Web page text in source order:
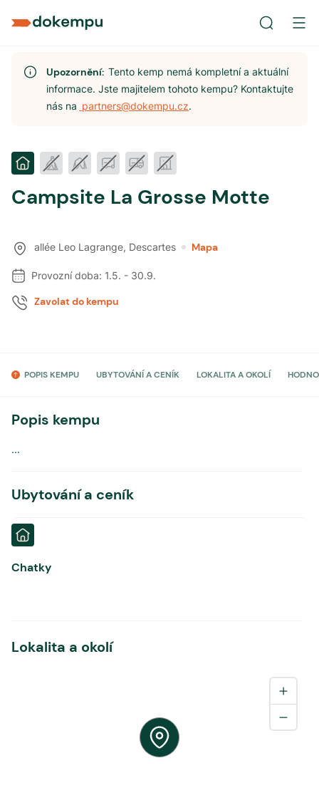
Upozornění:Tento kemp nemá kompletní a aktuální
informace. Jste majitelem tohoto kempu? Kontaktujte
nás na partners@dokempu.cz.
Campsite La Grosse Motte
allée Leo Lagrange, Descartes Mapa
Provozní doba: 1.5. - 30.9.
Zavolat do kempu
POPIS KEMPU UBYTOVÁNÍ A CENÍK LOKALITA A OKOLÍ
Popis kempu
...
Ubytování a ceník
Chatky
Lokalita a okolí